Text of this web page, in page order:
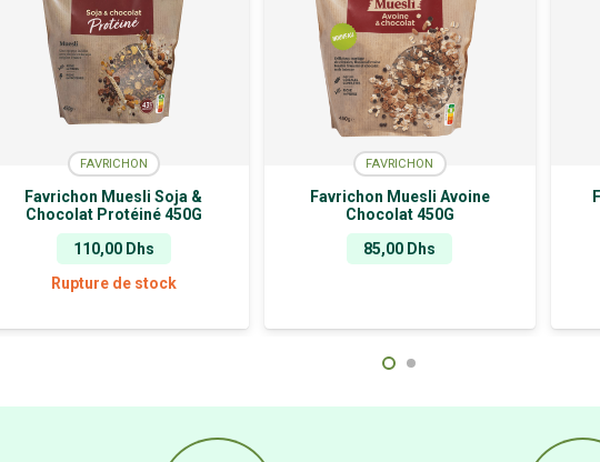
FAVRICHON
Favrichon Muesli Soja &
Chocolat Protéiné 450G
110,00 Dhs
Rupture de stock
FAVRICHON
Favrichon Muesli Avoine
Chocolat 450G
85,00 Dhs